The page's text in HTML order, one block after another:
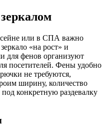
или в СПА важно
«на рост» и
для фенов организуют
посетителей. Фены удобно
не требуются,
ширину, количество
конкретную раздевалку